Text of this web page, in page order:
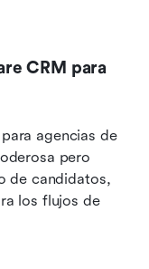
CRM para
agencias de
pero
de candidatos,
los flujos de